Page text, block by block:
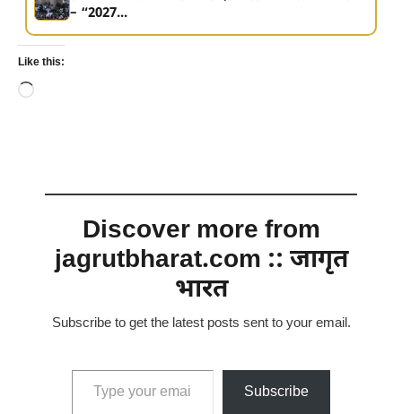
– “2027...
Like this:
Loading…
Discover more from
jagrutbharat.com :: जागृत
भारत
Subscribe to get the latest posts sent to your email.
Type your email…
Subscribe